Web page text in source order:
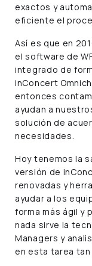
exactos y
eficiente el
Así es que en
el software de
integrado de
inConcert
entonces
ayudan a
solución de
necesidades.
Hoy tenemos la
versión de
renovadas y
ayudar a los
forma más ágil y
nada sirve la
Managers y
en esta tarea